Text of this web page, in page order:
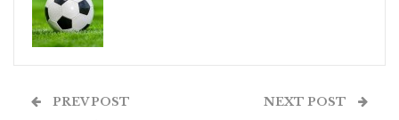
PREV POST NEXT POST